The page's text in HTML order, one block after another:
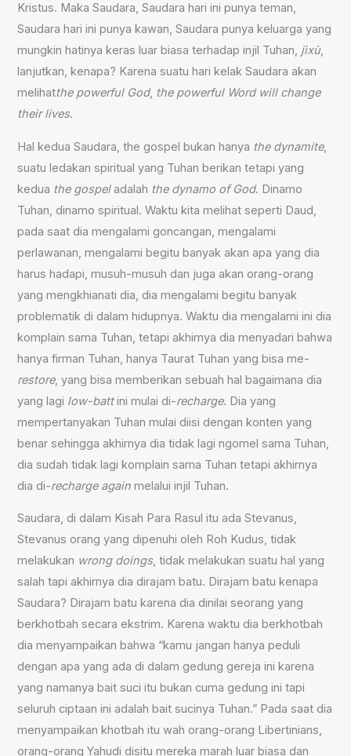
Kristus. Maka Saudara, Saudara hari ini punya teman,
Saudara hari ini punya kawan, Saudara punya keluarga yang
mungkin hatinya keras luar biasa terhadap injil Tuhan, jìxù,
lanjutkan, kenapa? Karena suatu hari kelak Saudara akan
melihatthe powerful God, the powerful Word will change
their lives.
Hal kedua Saudara, the gospel bukan hanya the dynamite,
suatu ledakan spiritual yang Tuhan berikan tetapi yang
kedua the gospeladalah the dynamo of God. Dinamo
Tuhan, dinamo spiritual. Waktu kita melihat seperti Daud,
pada saat dia mengalami goncangan, mengalami
perlawanan, mengalami begitu banyak akan apa yang dia
harus hadapi, musuh-musuh dan juga akan orang-orang
yang mengkhianati dia, dia mengalami begitu banyak
problematik di dalam hidupnya. Waktu dia mengalami ini dia
komplain sama Tuhan, tetapi akhirnya dia menyadari bahwa
hanya firman Tuhan, hanya Taurat Tuhan yang bisa me-
restore, yang bisa memberikan sebuah hal bagaimana dia
yang lagi low-battini mulai di-recharge. Dia yang
mempertanyakan Tuhan mulai diisi dengan konten yang
benar sehingga akhirnya dia tidak lagi ngomel sama Tuhan,
dia sudah tidak lagi komplain sama Tuhan tetapi akhirnya
dia di-recharge again melalui injil Tuhan.
Saudara, di dalam Kisah Para Rasul itu ada Stevanus,
Stevanus orang yang dipenuhi oleh Roh Kudus, tidak
melakukan wrong doings, tidak melakukan suatu hal yang
salah tapi akhirnya dia dirajam batu. Dirajam batu kenapa
Saudara? Dirajam batu karena dia dinilai seorang yang
berkhotbah secara ekstrim. Karena waktu dia berkhotbah
dia menyampaikan bahwa “kamu jangan hanya peduli
dengan apa yang ada di dalam gedung gereja ini karena
yang namanya bait suci itu bukan cuma gedung ini tapi
seluruh ciptaan ini adalah bait sucinya Tuhan.” Pada saat dia
menyampaikan khotbah itu wah orang-orang Libertinians,
orang-orang Yahudi disitu mereka marah luar biasa dan